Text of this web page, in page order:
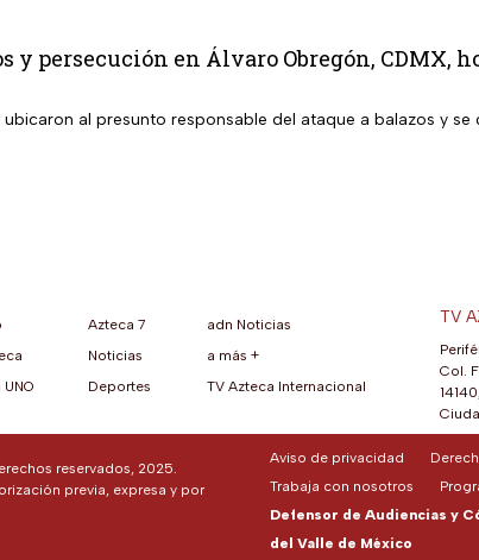
y persecución en Álvaro Obregón, CDMX,
ubicaron al presunto responsable del ataque a balazos y
pestaña)
pestaña)
pestaña)
una nueva pestaña)
en una nueva pestaña)
(se abre en una nueva pestaña)
(se abre en una nueva pestaña)
Azteca 7
Noticias
Deportes
adn Noticias
a más +
TV Azteca Internacional
TV
Col.
reservados, 2025.
previa, expresa y por
Aviso de privacidad
Trabaja con nosotros
Defensor de Audiencias y
del Valle de México